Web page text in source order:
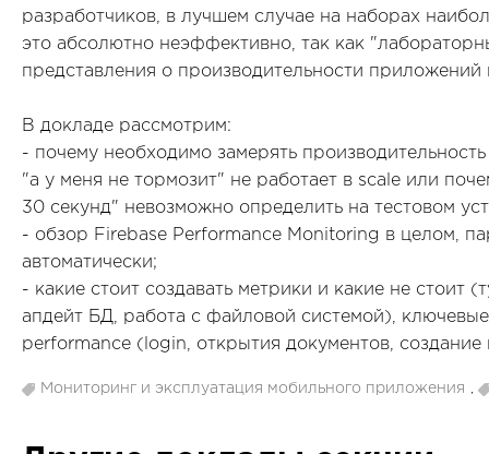
разработчиков, в лучшем случае на наборах
это абсолютно неэффективно, так как
представления о производительности приложений
В докладе рассмотрим:
- почему необходимо замерять
"а у меня не тормозит" не работает в scale или
30 секунд" невозможно определить на тестовом
- обзор Firebase Performance Monitoring в целом,
автоматически;
- какие стоит создавать метрики и какие не стоит
апдейт БД, работа с файловой системой),
performance (login, открытия документов, создание
Мониторинг и эксплуатация мобильного приложения